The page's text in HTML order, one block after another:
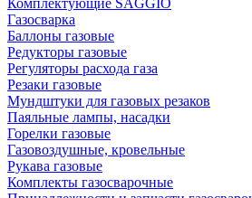
Комплектующие SAGGIO
Газосварка
Баллоны газовые
Редукторы газовые
Регуляторы расхода газа
Резаки газовые
Мундштуки для газовых резаков
Паяльные лампы, насадки
Горелки газовые
Газовоздушные, кровельные
Рукава газовые
Комплекты газосварочные